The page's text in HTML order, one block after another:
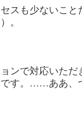
スも少ないこ
。
ンで対応いただ
です。……ああ、